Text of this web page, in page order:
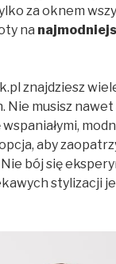
za oknem
na
znajdziesz
musisz nawet
wspaniałymi,
aby
bój się
stylizacji